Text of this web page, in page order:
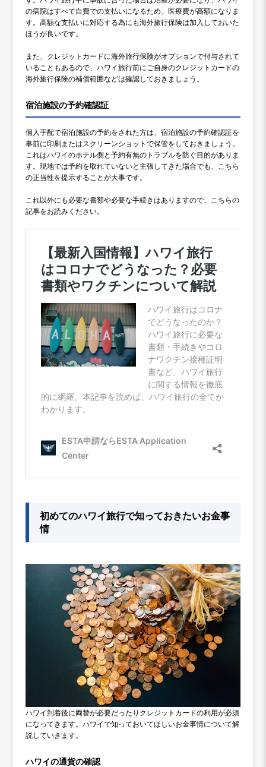
の病院はすべて自費での支払いになるため、医療費が高額になりま
す。高額な支払いに対応する為にも海外旅行保険は加入しておいた
ほうが良いです。
また、クレジットカードに海外旅行保険がオプションで付与されて
いることもあるので、ハワイ旅行前にご自身のクレジットカードの
海外旅行保険の補償範囲などは確認しておきましょう。
宿泊施設の予約確認証
個人手配で宿泊施設の予約をされた方は、宿泊施設の予約確認証を
事前に印刷またはスクリーンショットで保管をしておきましょう。
これはハワイのホテル側と予約有無のトラブルを防ぐ目的がありま
す。現地では予約を取れていないと主張してきた場合でも、こちら
の正当性を提示することが大事です。
これ以外にも必要な書類や必要な手続きはありますので、こちらの
記事をお読みください。
初めてのハワイ旅行で知っておきたいお金事
情
ハワイ到着後に両替が必要だったりクレジットカードの利用が必須
になってきます。ハワイで知っておいてほしいお金事情について解
説していきます。
ハワイの通貨の確認